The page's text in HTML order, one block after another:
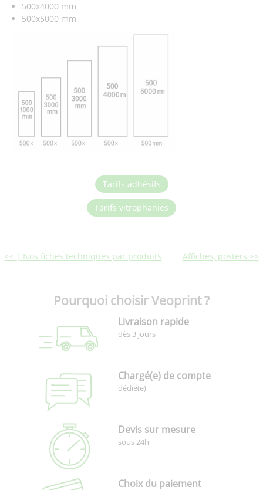
500x4000 mm
500x5000 mm
Tarifs adhésifs
Tarifs vitrophanies
<< | Nos fiches techniques par produits Affiches, posters >>
Pourquoi choisir Veoprint ?
Livraison rapide
dès 3 jours
Chargé(e) de compte
dédié(e)
Devis sur mesure
sous 24h
Choix du paiement